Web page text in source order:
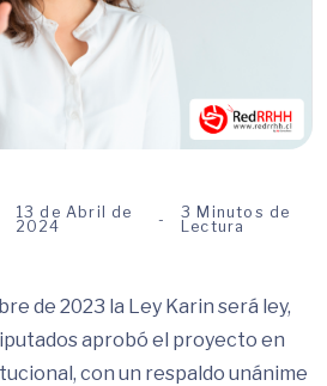
13 de Abril de
2024
3 Minutos de
Lectura
de 2023 la Ley Karin será ley,
aprobó el proyecto en
con un respaldo unánime